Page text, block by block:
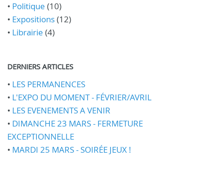
• Politique (10)
• Expositions(12)
• Librairie (4)
DERNIERS ARTICLES
• LES PERMANENCES
• L'EXPO DU MOMENT - FÉVRIER/AVRIL
• LES EVENEMENTS A VENIR
• DIMANCHE 23 MARS - FERMETURE
EXCEPTIONNELLE
• MARDI 25 MARS - SOIRÉE JEUX !